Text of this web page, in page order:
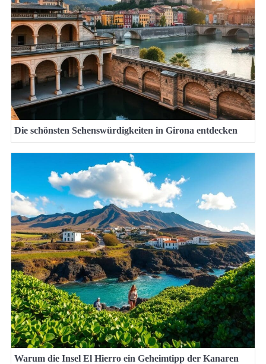
Die schönsten Sehenswürdigkeiten in Girona entdecken
Warum die Insel El Hierro ein Geheimtipp der Kanaren